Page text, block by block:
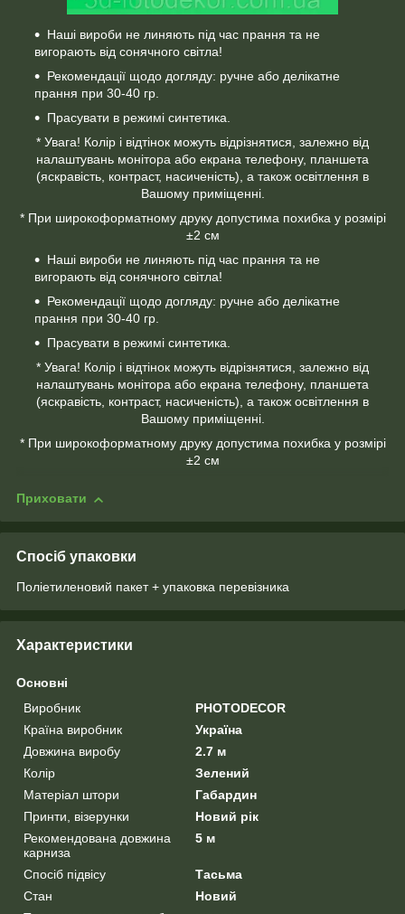
Наші вироби не линяють під час прання та не
вигорають від сонячного світла!
Рекомендації щодо догляду: ручне або делікатне
прання при 30-40 гр.
Прасувати в режимі синтетика.
* Увага! Колір і відтінок можуть відрізнятися, залежно від
налаштувань монітора або екрана телефону, планшета
(яскравість, контраст, насиченість), а також освітлення в
Вашому приміщенні.
* При широкоформатному друку допустима похибка у розмірі
±2 см
Наші вироби не линяють під час прання та не
вигорають від сонячного світла!
Рекомендації щодо догляду: ручне або делікатне
прання при 30-40 гр.
Прасувати в режимі синтетика.
* Увага! Колір і відтінок можуть відрізнятися, залежно від
налаштувань монітора або екрана телефону, планшета
(яскравість, контраст, насиченість), а також освітлення в
Вашому приміщенні.
* При широкоформатному друку допустима похибка у розмірі
±2 см
Приховати
Спосіб упаковки
Поліетиленовий пакет + упаковка перевізника
Характеристики
Основні
Виробник
PHOTODECOR
Країна виробник
Україна
Довжина виробу
2.7 м
Колір
Зелений
Матеріал штори
Габардин
Принти, візерунки
Новий рік
Рекомендована довжина
карниза
5 м
Спосіб підвісу
Тасьма
Стан
Новий